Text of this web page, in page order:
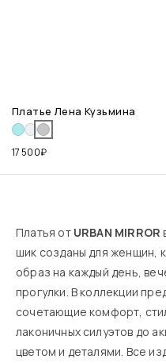
Платье Лена Кузьмина
17 500₽
Платья от URBAN MIRROR
шик созданы для женщин,
образ на каждый день,
прогулки. В коллекции
сочетающие комфорт,
лаконичных силуэтов до
цветом и деталями. Все